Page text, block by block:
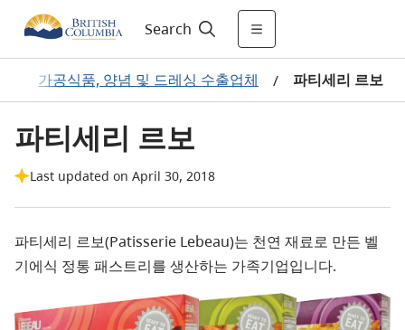
Search
가공식품, 양념 및 드레싱 수출업체 / 파티세리 르보
파티세리 르보
Last updated on April 30, 2018
파티세리 르보(Patisserie Lebeau)는 천연 재료로 만든 벨
기에식 정통 패스트리를 생산하는 가족기업입니다.